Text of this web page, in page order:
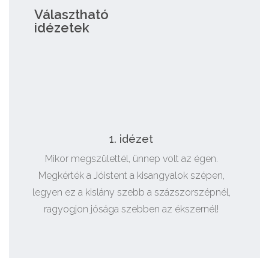
Választható
idézetek
1. idézet
Mikor megszülettél, ünnep volt az égen.
Megkérték a Jóistent a kisangyalok szépen,
legyen ez a kislány szebb a százszorszépnél,
ragyogjon jósága szebben az ékszernél!